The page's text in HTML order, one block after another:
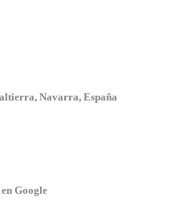
Navarra, España
Google